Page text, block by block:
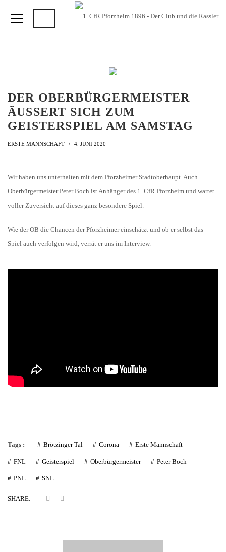
DER OBERBÜRGERMEISTER
ÄUSSERT SICH ZUM G
EISTERSPIEL AM SAMSTAG
ERSTE MANNSCHAFT 4. JUNI 2020
Wir haben uns unterhalten mit dem Pforzheimer Stadtoberhaupt. Auch
Oberbürgermeister Peter Boch ist Anhänger des 1. CfR Pforzheim und wartet
voller Zuversicht auf dieses ganz besondere Spiel.
Wie der OB die Chancen der Pforzheimer einschätzt und ob er selbst das
Spiel auch verfolgen wird, verrät er uns im Interview.
Tags : Brötzinger Tal Corona Erste Mannschaft
FNL Geisterspiel Oberbürgermeister Peter Boch
PNL SNL
SHARE: